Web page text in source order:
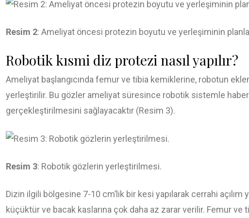
Resim 2: Ameliyat öncesi protezin boyutu ve yerleşiminin
Robotik kısmi diz protezi nasıl yapılır?
Ameliyat başlangıcında femur ve tibia kemiklerine, robotun
yerleştirilir. Bu gözler ameliyat süresince robotik sistemle
gerçekleştirilmesini sağlayacaktır (Resim 3).
Resim 3: Robotik gözlerin yerleştirilmesi.
Dizin ilgili bölgesine 7-10 cm’lik bir kesi yapılarak cerrahi açılım
küçüktür ve bacak kaslarına çok daha az zarar verilir. Femur